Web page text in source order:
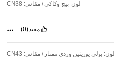
لون: بيج وكاكي / مقاس: CN38
مفيد (0)
لون: بولي يوريثين وردي ممتاز / مقاس: CN43